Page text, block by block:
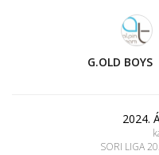
G.OLD BOYS
2024.
SORI LIGA